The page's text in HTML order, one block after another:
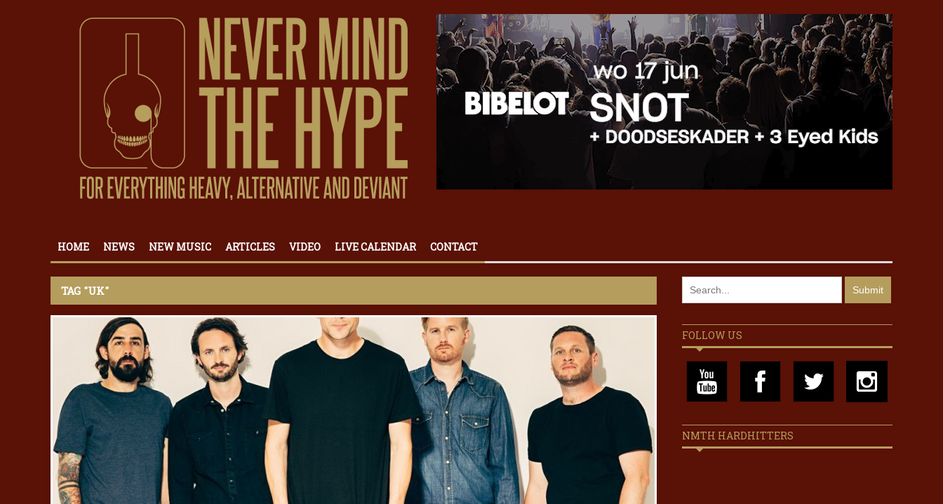
HOME NEWS NEW MUSIC ARTICLES VIDEO LIVE CALENDAR CONTACT
TAG "UK"
FOLLOW US
NMTH HARDHITTERS